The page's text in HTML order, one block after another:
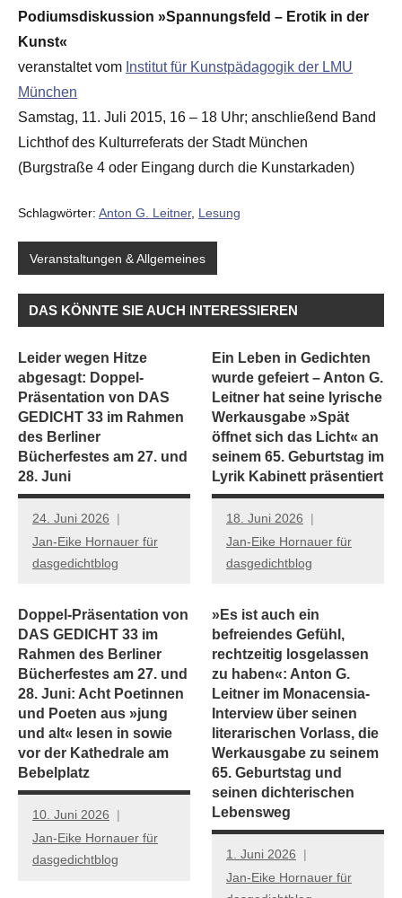
Podiumsdiskussion »Spannungsfeld – Erotik in der
Kunst«
veranstaltet vom Institut für Kunstpädagogik der LMU
München
Samstag, 11. Juli 2015, 16 – 18 Uhr; anschließend Band
Lichthof des Kulturreferats der Stadt München
(Burgstraße 4 oder Eingang durch die Kunstarkaden)
Schlagwörter: Anton G. Leitner, Lesung
Veranstaltungen & Allgemeines
DAS KÖNNTE SIE AUCH INTERESSIEREN
Leider wegen Hitze
abgesagt: Doppel-
Präsentation von DAS
GEDICHT 33 im Rahmen
des Berliner
Bücherfestes am 27. und
28. Juni
24. Juni 2026
Jan-Eike Hornauer für
dasgedichtblog
Ein Leben in Gedichten
wurde gefeiert – Anton G.
Leitner hat seine lyrische
Werkausgabe »Spät
öffnet sich das Licht« an
seinem 65. Geburtstag im
Lyrik Kabinett präsentiert
18. Juni 2026
Jan-Eike Hornauer für
dasgedichtblog
Doppel-Präsentation von
DAS GEDICHT 33 im
Rahmen des Berliner
Bücherfestes am 27. und
28. Juni: Acht Poetinnen
und Poeten aus »jung
und alt« lesen in sowie
vor der Kathedrale am
Bebelplatz
10. Juni 2026
Jan-Eike Hornauer für
dasgedichtblog
»Es ist auch ein
befreiendes Gefühl,
rechtzeitig losgelassen
zu haben«: Anton G.
Leitner im Monacensia-
Interview über seinen
literarischen Vorlass, die
Werkausgabe zu seinem
65. Geburtstag und
seinen dichterischen
Lebensweg
1. Juni 2026
Jan-Eike Hornauer für